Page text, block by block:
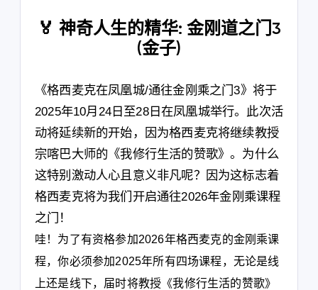
🏅 神奇人生的精华: 金刚道之门3
(金子)
《格西麦克在凤凰城/通往金刚乘之门3》将于
2025年10月24日至28日在凤凰城举行。此次活
动将延续新的开始，因为格西麦克将继续教授
宗喀巴大师的《我修行生活的赞歌》。为什么
这特别激动人心且意义非凡呢？因为这标志着
格西麦克将为我们开启通往2026年金刚乘课程
之门！
哇！为了有资格参加2026年格西麦克的金刚乘课
程，你必须参加2025年所有四场课程，无论是线
上还是线下，届时将教授《我修行生活的赞歌》